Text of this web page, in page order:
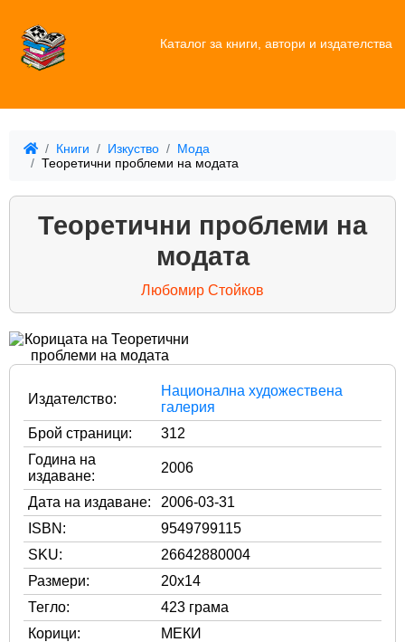
Каталог за книги, автори и издателства
Книги Изкуство
Мода
Теоретични проблеми на модата
Теоретични проблеми на
модата
Любомир Стойков
Издателство:
Национална художествена
галерия
Брой страници:
312
Година на
издаване:
2006
Дата на издаване:
2006-03-31
ISBN:
9549799115
SKU:
26642880004
Размери:
20x14
Тегло:
423 грама
Корици:
МЕКИ